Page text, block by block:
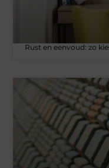
Rust en eenvoud: zo